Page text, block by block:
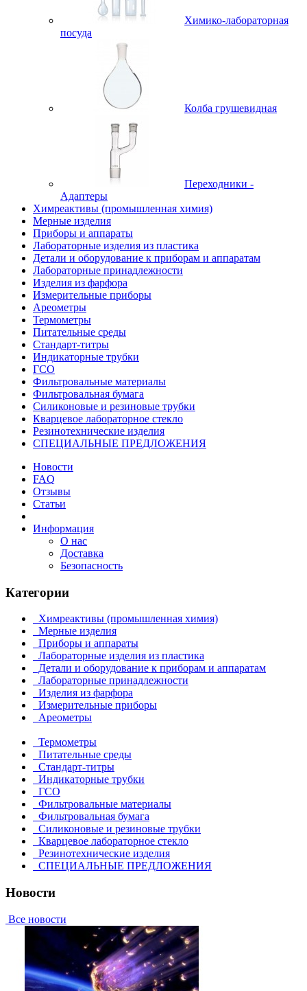
Химико-лабораторная
посуда
Колба грушевидная
Переходники -
Адаптеры
Химреактивы (промышленная химия)
Мерные изделия
Приборы и аппараты
Лабораторные изделия из пластика
Детали и оборудование к приборам и аппаратам
Лабораторные принадлежности
Изделия из фарфора
Измерительные приборы
Ареометры
Термометры
Питательные среды
Стандарт-титры
Индикаторные трубки
ГСО
Фильтровальные материалы
Фильтровальная бумага
Силиконовые и резиновые трубки
Кварцевое лабораторное стекло
Резинотехнические изделия
СПЕЦИАЛЬНЫЕ ПРЕДЛОЖЕНИЯ
Новости
FAQ
Отзывы
Статьи
Информация
О нас
Доставка
Безопасность
Категории
Химреактивы (промышленная химия)
Мерные изделия
Приборы и аппараты
Лабораторные изделия из пластика
Детали и оборудование к приборам и аппаратам
Лабораторные принадлежности
Изделия из фарфора
Измерительные приборы
Ареометры
Термометры
Питательные среды
Стандарт-титры
Индикаторные трубки
ГСО
Фильтровальные материалы
Фильтровальная бумага
Силиконовые и резиновые трубки
Кварцевое лабораторное стекло
Резинотехнические изделия
СПЕЦИАЛЬНЫЕ ПРЕДЛОЖЕНИЯ
Новости
Все новости